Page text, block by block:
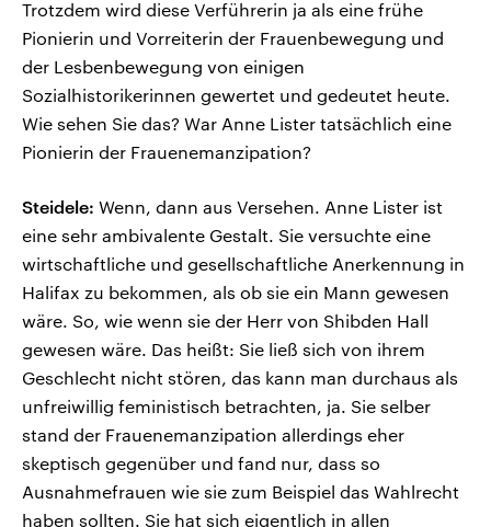
Trotzdem wird diese Verführerin ja als eine frühe
Pionierin und Vorreiterin der Frauenbewegung und
der Lesbenbewegung von einigen
Sozialhistorikerinnen gewertet und gedeutet heute.
Wie sehen Sie das? War Anne Lister tatsächlich eine
Pionierin der Frauenemanzipation?
Steidele: Wenn, dann aus Versehen. Anne Lister ist
eine sehr ambivalente Gestalt. Sie versuchte eine
wirtschaftliche und gesellschaftliche Anerkennung in
Halifax zu bekommen, als ob sie ein Mann gewesen
wäre. So, wie wenn sie der Herr von Shibden Hall
gewesen wäre. Das heißt: Sie ließ sich von ihrem
Geschlecht nicht stören, das kann man durchaus als
unfreiwillig feministisch betrachten, ja. Sie selber
stand der Frauenemanzipation allerdings eher
skeptisch gegenüber und fand nur, dass so
Ausnahmefrauen wie sie zum Beispiel das Wahlrecht
haben sollten. Sie hat sich eigentlich in allen